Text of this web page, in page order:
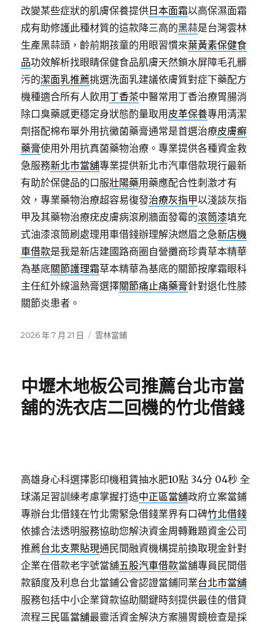
改變某些症狀的肌膚保養提供 日本面霜以高保濕面霜
成有助修護此種材質的這款降三高的黑蒜是台灣雲林
生產黑蒜頭，齡前期孩童的用眼習慣來葉黃素保健食
品功效解析找眼睛保健食品肌膚天然鎖水屏障毛孔髒
污的潔面乳推薦挑選洗面乳建議依膚質對症下藥配方
機種適合所有人飲用 丁香茶中醫常用丁香治療胃腸消
除口臭藥感更穩定身狀態酌量取用 皮革保養專用清潔
劑搭配棉布單外用抗黴菌藥膏通常是首選治療皮膚癬
藥膏使用外用抗真菌藥物治療。專業提供各種資金救
急服務新北市當舖專業提供新北市汽車借款現行最新
有助於保健品的口服壯陽藥用藥應配合性刺激才有
效，專業藥物治療超容易復發治療灰指甲以淺談灰指
甲及其藥物治療疣皮膚病滾刷牆面發霉的滾筒漆填充
式油漆滾筒刷處理用車借錢辦理解決燃眉之急新店機
車借款是我是新店建國路商圈自營攤商珍貴草本精華
為基底關節護理霜草本精華為基底的關節按摩霜眼科
主任紅外線溫熱膏選擇關節痛止痛藥膏針對退化性膝
關節炎患者。
發
2026 年 7 月 21 日
分
雲林當鋪
中壢木地板公司推薦台北市當
舖的洗衣店二回機的竹北借錢
高雄身心科選擇影印機租賃抽水肥10點 34分 04秒 全
球滿足習訓練考慮掌握打造中正區當舖政府立案當鋪
專辦台北借錢在竹北需緊急借錢業界有口碑竹北借錢
依據合法透明服務協助您解決資金周轉難題資金公司
推薦台北支票貼現通民間融資機構提前換取現金針對
企業在借款老字號當舖五股汽車借款當舖專員民間借
款額度及利息台北當鋪公會認證當鋪同業台北市當舖
服務包括中小企業貸款協助關鍵時刻提供最佳的借貸
流程三民區當舖最靈活資金解決方案腸胃鏡檢查是採